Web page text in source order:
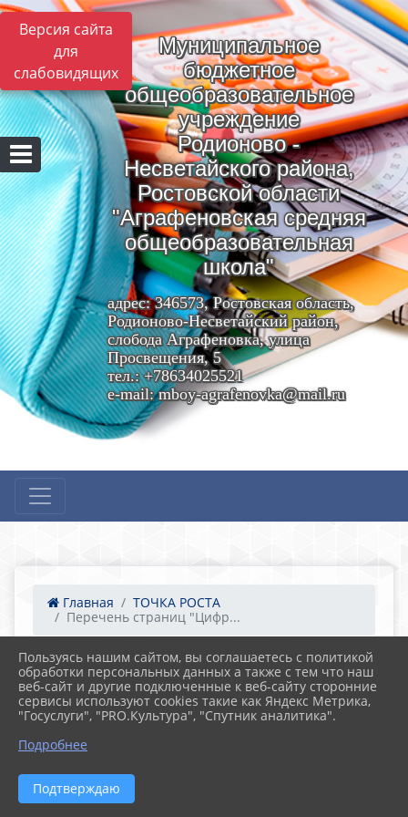
Версия сайта
для
слабовидящих
Муниципальное
бюджетное
общеобразовательное
учреждение
Родионово -
Несветайского района,
Ростовской области
"Аграфеновская средняя
общеобразовательная
школа"
адрес: 346573, Ростовская область,
Родионово-Несветайский район,
слобода Аграфеновка, улица
Просвещения, 5
тел.: +78634025521
e-mail: mboy-agrafenovka@mail.ru
Главная
ТОЧКА РОСТА
Перечень страниц "Цифр...
21.12.2023 13:07 53
Перечень страниц "Цифровой контент " на
базе педагогических парков " Кванториум"
Пользуясь нашим сайтом, вы соглашаетесь с политикой
обработки персональных данных а также с тем что наш
веб-сайт и другие подключенные к веб-сайту сторонние
сервисы используют cookies такие как Яндекс Метрика,
"Госуслуги", "PRO.Культура", "Спутник аналитика".
Подробнее
Подтверждаю